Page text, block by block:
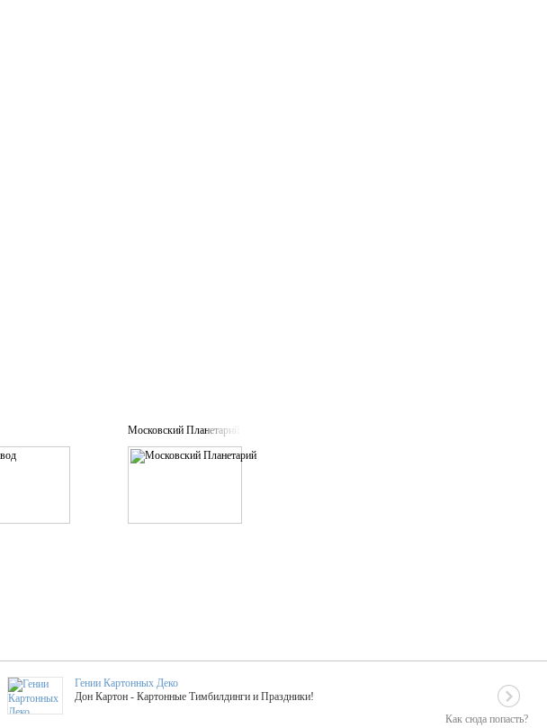
Московский Планетарий
Как сюда попасть?
Гении Картонных Деко
Дон Картон - Картонные Тимбилдинги и Праздники!